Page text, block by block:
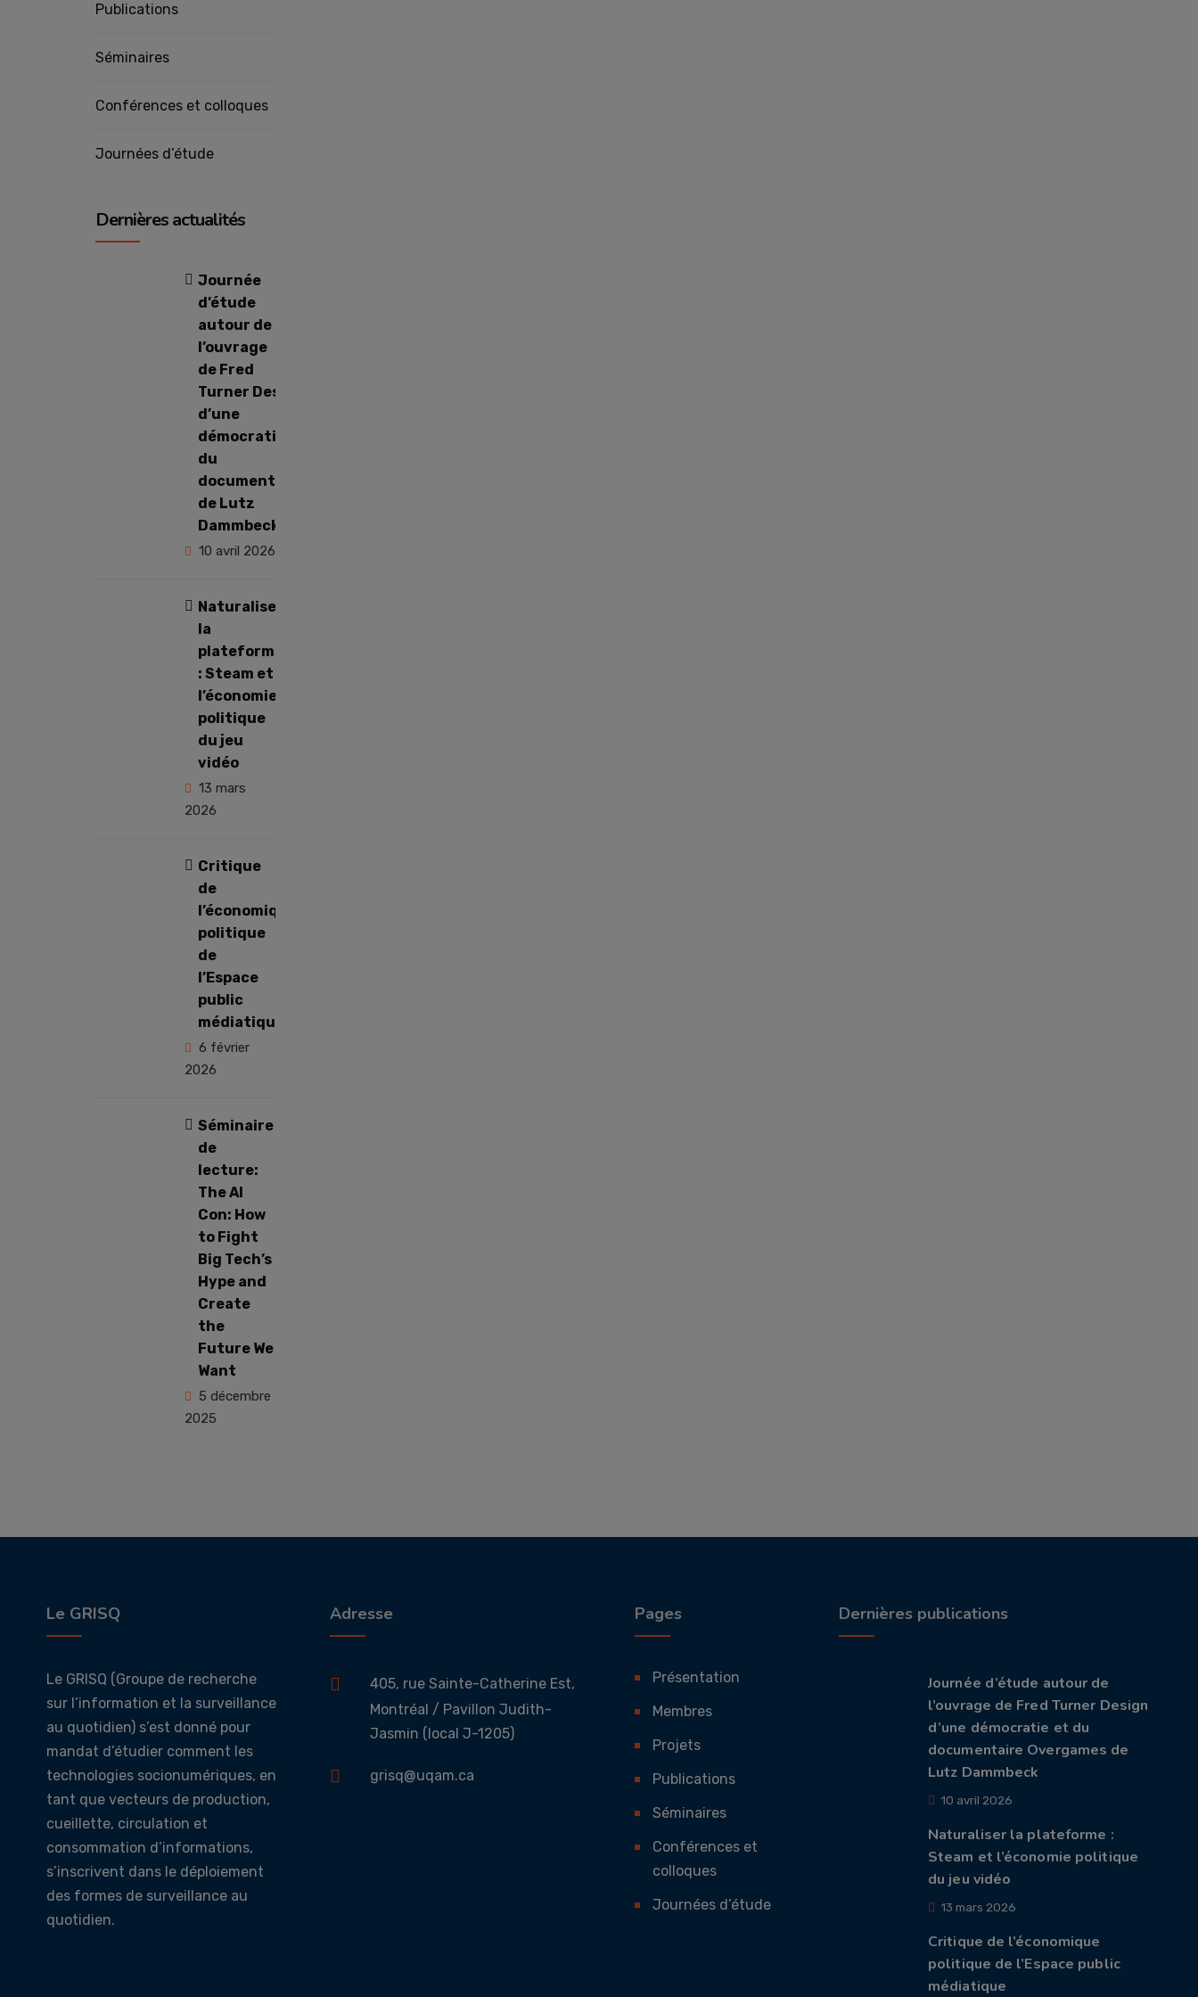
Publications
Séminaires
Conférences et colloques
Journées d’étude
Dernières actualités
Journée
d’étude
autour de
l’ouvrage
de Fred
Turner Design
d’une
démocratie et
du
documentaire Overgames
de Lutz
Dammbeck
10 avril 2026
Naturaliser
la
plateforme
: Steam et
l’économie
politique
du jeu
vidéo
13 mars
2026
Critique
de
l’économique
politique
de
l’Espace
public
médiatique
6 février
2026
Séminaire
de
lecture:
The AI
Con: How
to Fight
Big Tech’s
Hype and
Create
the
Future We
Want
5 décembre
2025
Le GRISQ
Le GRISQ (Groupe de recherche
sur l’information et la surveillance
au quotidien) s’est donné pour
mandat d’étudier comment les
technologies socionumériques, en
tant que vecteurs de production,
cueillette, circulation et
consommation d’informations,
s’inscrivent dans le déploiement
des formes de surveillance au
quotidien.
Adresse
405, rue Sainte-Catherine Est,
Montréal / Pavillon Judith-
Jasmin (local J-1205)
grisq@uqam.ca
Pages
Présentation
Membres
Projets
Publications
Séminaires
Conférences et
colloques
Journées d’étude
Dernières publications
Journée d’étude autour de
l’ouvrage de Fred Turner Design
d’une démocratie et du
documentaire Overgames de
Lutz Dammbeck
10 avril 2026
Naturaliser la plateforme :
Steam et l’économie politique
du jeu vidéo
13 mars 2026
Critique de l’économique
politique de l’Espace public
médiatique